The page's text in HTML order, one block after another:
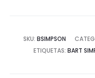
SKU: BSIMPSON
ETIQUETAS: BART